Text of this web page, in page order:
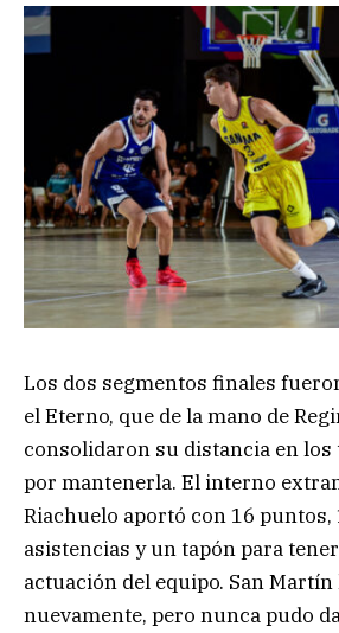
Los dos segmentos finales
el Eterno, que de la mano de
consolidaron su distancia en los
por mantenerla. El interno
Riachuelo aportó con 16 puntos,
asistencias y un tapón para
actuación del equipo. San
nuevamente, pero nunca pudo